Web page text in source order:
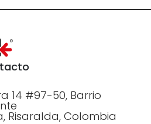
14 #97-50, Barrio
Risaralda, Colombia